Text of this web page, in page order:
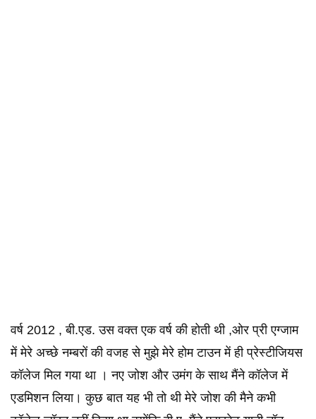
वर्ष 2012 , बी.एड. उस वक्त एक वर्ष की होती थी ,ओर प्री एग्जाम
में मेरे अच्छे नम्बरों की वजह से मुझे मेरे होम टाउन में ही प्रेस्टीजियस
कॉलेज मिल गया था । नए जोश और उमंग के साथ मैंने कॉलेज में
एडमिशन लिया। कुछ बात यह भी तो थी मेरे जोश की मैने कभी